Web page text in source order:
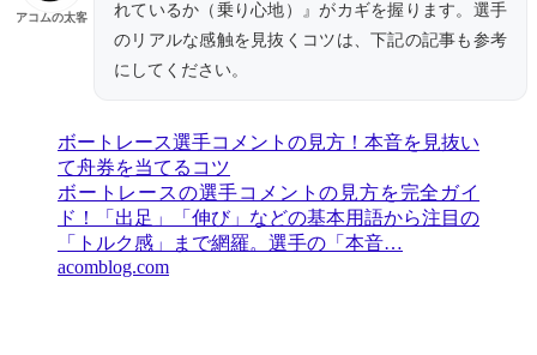
アコムの太客
れているか（乗り心地）』がカギを握ります。選手
のリアルな感触を見抜くコツは、下記の記事も参考
にしてください。
ボートレース選手コメントの見方！本音を見抜い
て舟券を当てるコツ
ボートレースの選手コメントの見方を完全ガイ
ド！「出足」「伸び」などの基本用語から注目の
「トルク感」まで網羅。選手の「本音…
acomblog.com